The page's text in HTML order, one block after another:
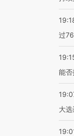
过
能否
大